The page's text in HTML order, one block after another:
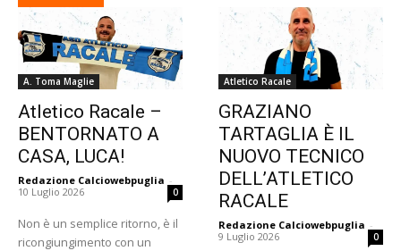
A. Toma Maglie
Atletico Racale –
BENTORNATO A
CASA, LUCA!
Redazione Calciowebpuglia -
10 Luglio 2026
0
​Non è un semplice ritorno, è il
ricongiungimento con un
Atletico Racale
GRAZIANO
TARTAGLIA È IL
NUOVO TECNICO
DELL’ATLETICO
RACALE
Redazione Calciowebpuglia -
9 Luglio 2026
0